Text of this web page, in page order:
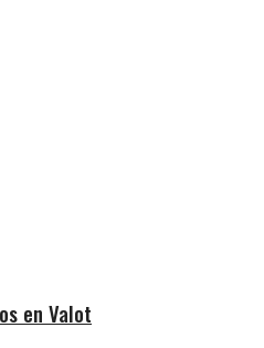
en Valot